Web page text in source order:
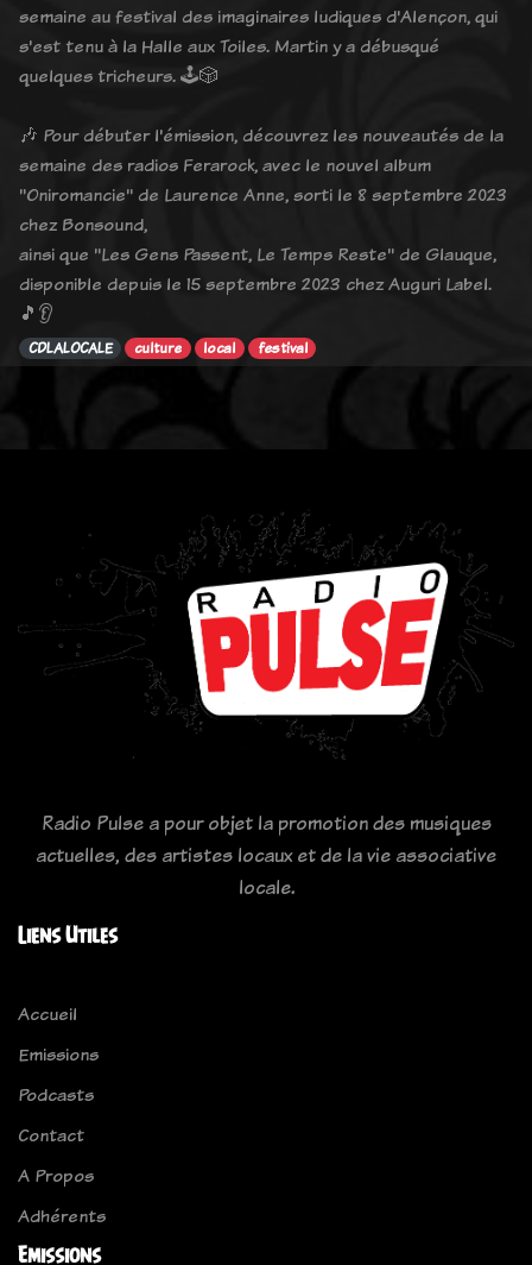
semaine au festival des imaginaires ludiques d'Alençon, qui
s'est tenu à la Halle aux Toiles. Martin y a débusqué
quelques tricheurs. 🕹️🎲
🎶 Pour débuter l'émission, découvrez les nouveautés de la
semaine des radios Ferarock, avec le nouvel album
"Oniromancie" de Laurence Anne, sorti le 8 septembre 2023
chez Bonsound,
ainsi que "Les Gens Passent, Le Temps Reste" de Glauque,
disponible depuis le 15 septembre 2023 chez Auguri Label.
🎵👂
CDLALOCALE culture local festival
Radio Pulse a pour objet la promotion des musiques
actuelles, des artistes locaux et de la vie associative
locale.
Liens Utiles
Accueil
Emissions
Podcasts
Contact
A Propos
Adhérents
Emissions